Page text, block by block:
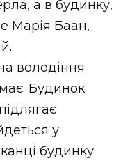
а в будинку,
Марія Баан,
володіння
Будинок
у
будинку